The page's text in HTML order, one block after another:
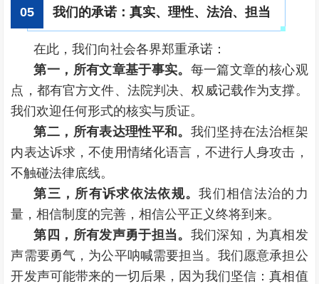
05 我们的承诺：真实、理性、法治、担当
在此，我们向社会各界郑重承诺：
第一，所有文章基于事实。 每一篇文章的核心观
点，都有官方文件、法院判决、权威记载作为支撑。
我们欢迎任何形式的核实与质证。
第二，所有表达理性平和。 我们坚持在法治框架
内表达诉求，不使用情绪化语言，不进行人身攻击，
不触碰法律底线。
第三，所有诉求依法依规。我们相信法治的力
量，相信制度的完善，相信公平正义终将到来。
第四，所有发声勇于担当。 我们深知，为真相发
声需要勇气，为公平呐喊需要担当。我们愿意承担公
开发声可能带来的一切后果，因为我们坚信：真相值